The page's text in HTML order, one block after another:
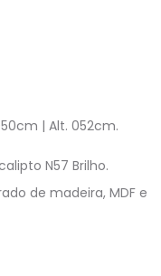
| Alt. 052cm.
N57 Brilho.
de madeira, MDF e